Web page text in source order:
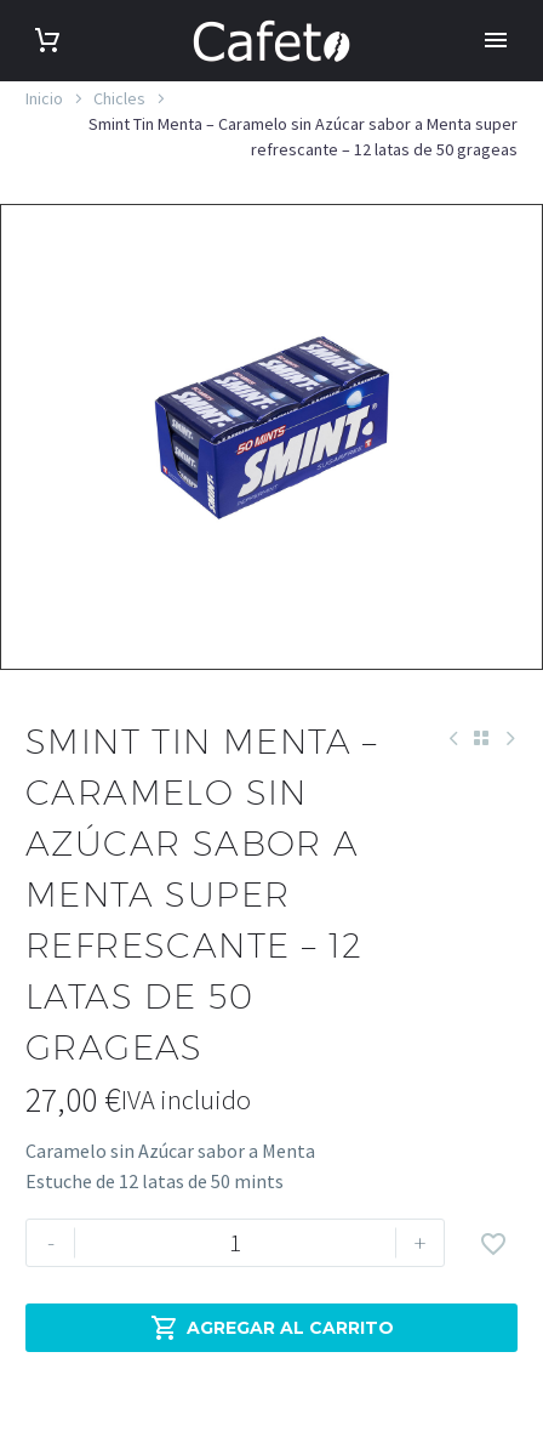
Inicio
Chicles
Smint Tin Menta – Caramelo sin Azúcar sabor a Menta super
refrescante – 12 latas de 50 grageas
SMINT TIN MENTA –
CARAMELO SIN
AZÚCAR SABOR A
MENTA SUPER
REFRESCANTE – 12
LATAS DE 50
GRAGEAS
27,00 €IVA incluido
Caramelo sin Azúcar sabor a Menta
Estuche de 12 latas de 50 mints
-
Smint
Tin
Caramelo
+
 AGREGAR AL CARRITO
